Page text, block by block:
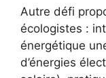
Autre défi
écologistes :
énergétique
d’énergies